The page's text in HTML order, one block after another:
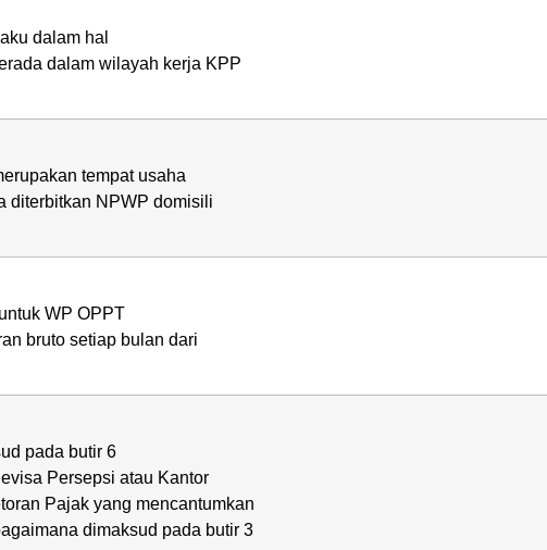
dalam hal
dalam wilayah kerja KPP
tempat usaha
diterbitkan NPWP domisili
WP OPPT
bruto setiap bulan dari
pada butir 6
Persepsi atau Kantor
Pajak yang mencantumkan
dimaksud pada butir 3